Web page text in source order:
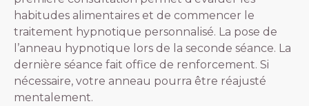
habitudes alimentaires et de commencer le
traitement hypnotique personnalisé. La pose de
l’anneau hypnotique lors de la seconde séance. La
dernière séance fait office de renforcement. Si
nécessaire, votre anneau pourra être réajusté
mentalement.